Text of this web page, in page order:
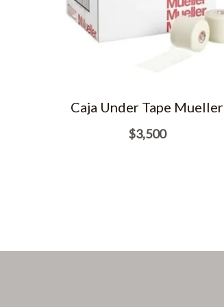
Caja Under Tape Mueller
$3,500